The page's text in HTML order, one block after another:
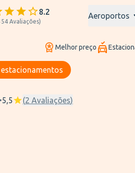
8.2
Avaliações)
Aeroportos
Melhor preço
•5,5 (2 Avaliações)